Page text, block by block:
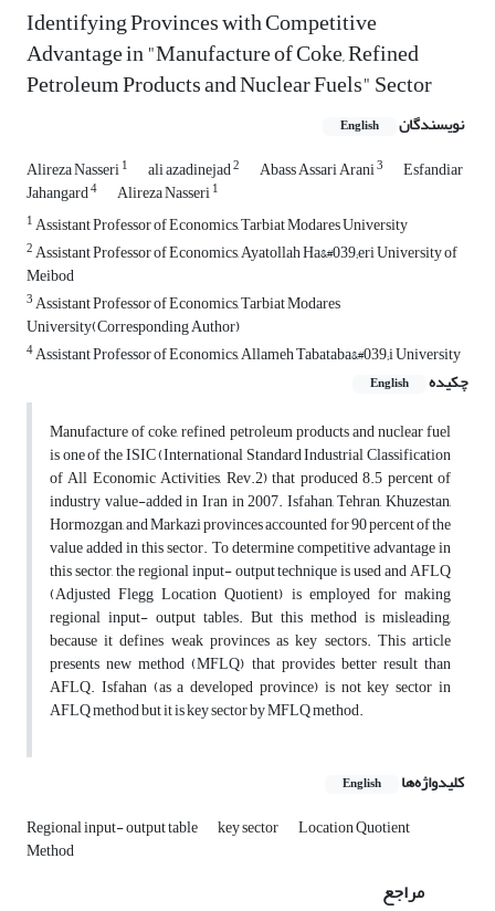
Identifying Provinces with Competitive
Advantage in "Manufacture of Coke, Refined
Petroleum Products and Nuclear Fuels" Sector
نویسندگان English
Alireza Nasseri1 ali azadinejad2 Abass Assari Arani3 Esfandiar
Jahangard4 Alireza Nasseri1
1Assistant Professor of Economics, Tarbiat Modares University
2Assistant Professor of Economics, Ayatollah Ha&#039;eri University of
Meibod
3Assistant Professor of Economics, Tarbiat Modares
University(Corresponding Author)
4Assistant Professor of Economics, Allameh Tabataba&#039;i University
چکیده
English
Manufacture of coke, refined petroleum products and nuclear fuel
is one of the ISIC (International Standard Industrial Classification
of All Economic Activities, Rev.2) that produced 8.5 percent of
industry value-added in Iran in 2007. Isfahan, Tehran, Khuzestan,
Hormozgan, and Markazi provinces accounted for 90 percent of the
value added in this sector. To determine competitive advantage in
this sector, the regional input- output technique is used and AFLQ
(Adjusted Flegg Location Quotient) is employed for making
regional input- output tables. But this method is misleading,
because it defines weak provinces as key sectors. This article
presents new method (MFLQ) that provides better result than
AFLQ. Isfahan (as a developed province) is not key sector in
AFLQ method but it is key sector by MFLQ method.
کلیدواژه‌ها English
Regional input- output table key sector Location Quotient
Method
مراجع